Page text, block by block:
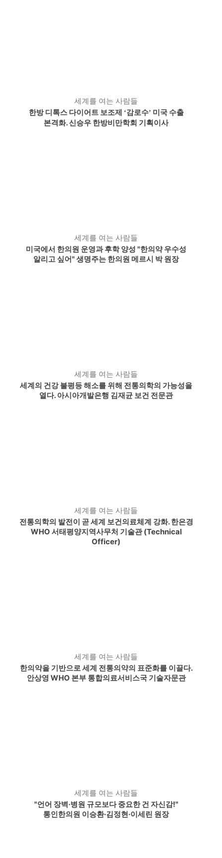
세계를 여는 사람들
한방 디톡스 다이어트 보조제 ‘감로수’ 미국 수출
본격화. 신승우 한방비만학회 기획이사
세계를 여는 사람들
미국에서 한의원 운영과 후학 양성 "한의약 우수성
알리고 싶어" 생명주는 한의원 메르시 박 원장
세계를 여는 사람들
세계의 건강 불평등 해소를 위해 전통의학의 가능성을
열다. 아시아개발은행 김재균 보건 전문관
세계를 여는 사람들
전통의학의 발전이 곧 세계 보건의료체계 강화. 한은경
WHO 서태평양지역사무처 기술관 (Technical
Officer)
세계를 여는 사람들
한의약을 기반으로 세계 전통의약의 표준화를 이끌다.
안상영 WHO 본부 통합의료서비스국 기술자문관
세계를 여는 사람들
"언어 장벽·병원 규모보다 중요한 건 자신감!"
통인한의원 이승환·김정현·이세린 원장